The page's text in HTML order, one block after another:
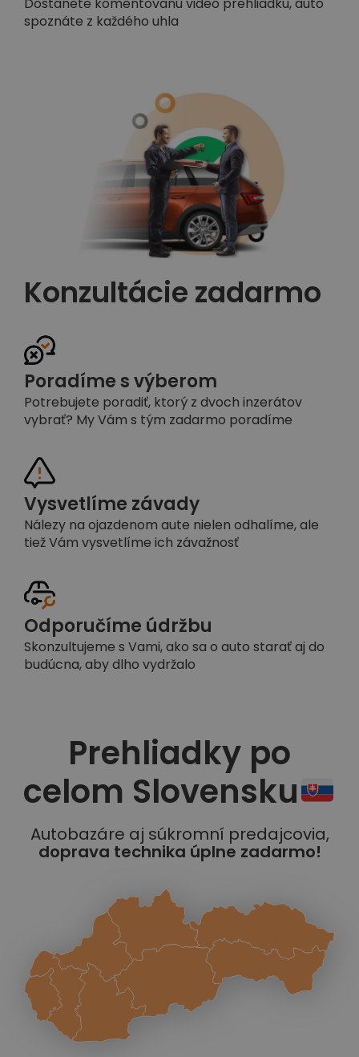
Dostanete komentovanú video prehliadku, auto
spoznáte z každého uhla
Konzultácie zadarmo
Poradíme s výberom
Potrebujete poradiť, ktorý z dvoch inzerátov
vybrať? My Vám s tým zadarmo poradíme
Vysvetlíme závady
Nálezy na ojazdenom aute nielen odhalíme, ale
tiež Vám vysvetlíme ich závažnosť
Odporučíme údržbu
Skonzultujeme s Vami, ako sa o auto starať aj do
budúcna, aby dlho vydržalo
Prehliadky po
celom Slovensku
Autobazáre aj súkromní predajcovia,
doprava technika úplne zadarmo!